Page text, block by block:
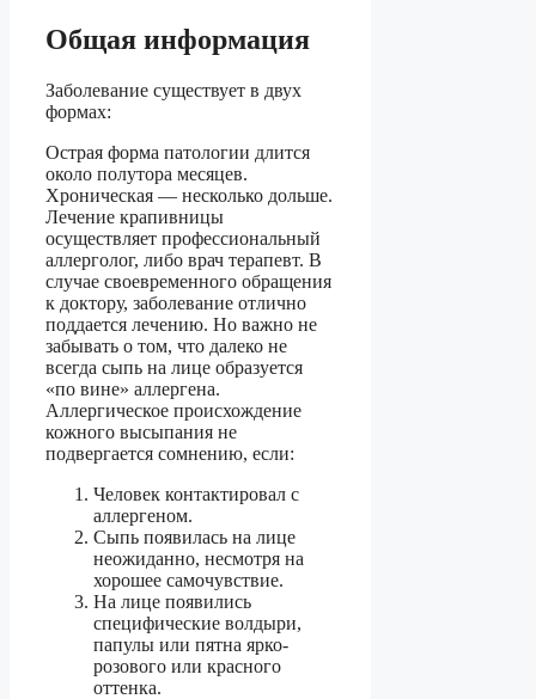
Общая информация
Заболевание существует в двух
формах:
Острая форма патологии длится
около полутора месяцев.
Хроническая — несколько дольше.
Лечение крапивницы
осуществляет профессиональный
аллерголог, либо врач терапевт. В
случае своевременного обращения
к доктору, заболевание отлично
поддается лечению. Но важно не
забывать о том, что далеко не
всегда сыпь на лице образуется
«по вине» аллергена.
Аллергическое происхождение
кожного высыпания не
подвергается сомнению, если:
Человек контактировал с
аллергеном.
Сыпь появилась на лице
неожиданно, несмотря на
хорошее самочувствие.
На лице появились
специфические волдыри,
папулы или пятна ярко-
розового или красного
оттенка.